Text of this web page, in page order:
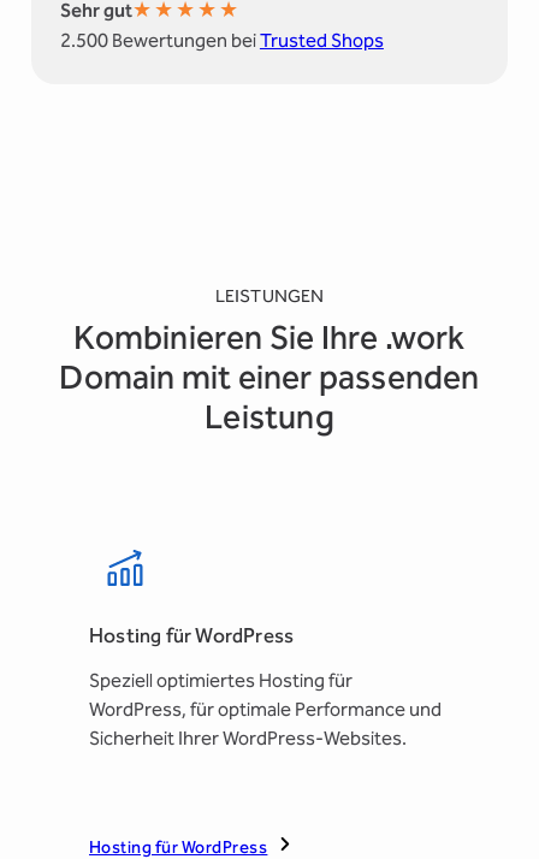
Sehr gut★★★★★
2.500 Bewertungen beiTrusted Shops
LEISTUNGEN
Kombinieren Sie Ihre .work
Domain mit einer passenden
Leistung
Hosting für WordPress
Speziell optimiertes Hosting für
WordPress, für optimale Performance und
Sicherheit Ihrer WordPress-Websites.
Hosting für WordPress